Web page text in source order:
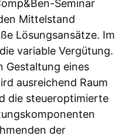
Seminar
Mittelstand
Lösungsansätze. Im
variable Vergütung.
Gestaltung eines
ausreichend Raum
die steueroptimierte
der